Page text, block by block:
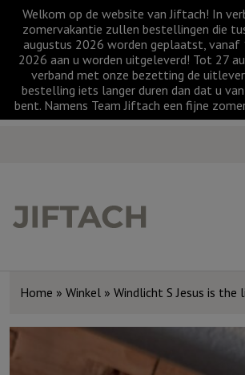
Welkom op de website van Jiftach! In
zomervakantie zullen bestellingen die
augustus 2026 worden geplaatst, vanaf
2026 aan u worden uitgeleverd! Tot 27
verband met onze bezetting de
bestelling iets langer duren dan dat u
bent. Namens Team Jiftach een fijne
Home » Winkel » Windlicht S Jesus is